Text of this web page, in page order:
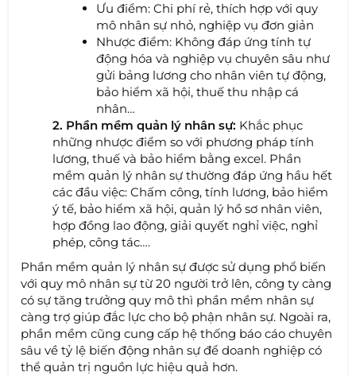
Ưu điểm: Chi phí rẻ, thích hợp với quy
mô nhân sự nhỏ, nghiệp vụ đơn giản
Nhược điểm: Không đáp ứng tính tự
động hóa và nghiệp vụ chuyên sâu như
gửi bảng lương cho nhân viên tự động,
bảo hiểm xã hội, thuế thu nhập cá
nhân…
2. Phần mềm quản lý nhân sự: Khắc phục
những nhược điểm so với phương pháp tính
lương, thuế và bảo hiểm bằng excel. Phần
mềm quản lý nhân sự thường đáp ứng hầu hết
các đầu việc: Chấm công, tính lương, bảo hiểm
ý tế, bảo hiểm xã hội, quản lý hồ sơ nhân viên,
hợp đồng lao động, giải quyết nghỉ việc, nghỉ
phép, công tác….
Phần mềm quản lý nhân sự được sử dụng phổ biến
với quy mô nhân sự từ 20 người trở lên, công ty càng
có sự tăng trưởng quy mô thì phần mềm nhân sự
càng trợ giúp đắc lực cho bộ phận nhân sự. Ngoài ra,
phần mềm cũng cung cấp hệ thống báo cáo chuyên
sâu về tỷ lệ biến động nhân sự để doanh nghiệp có
thể quản trị nguồn lực hiệu quả hơn.